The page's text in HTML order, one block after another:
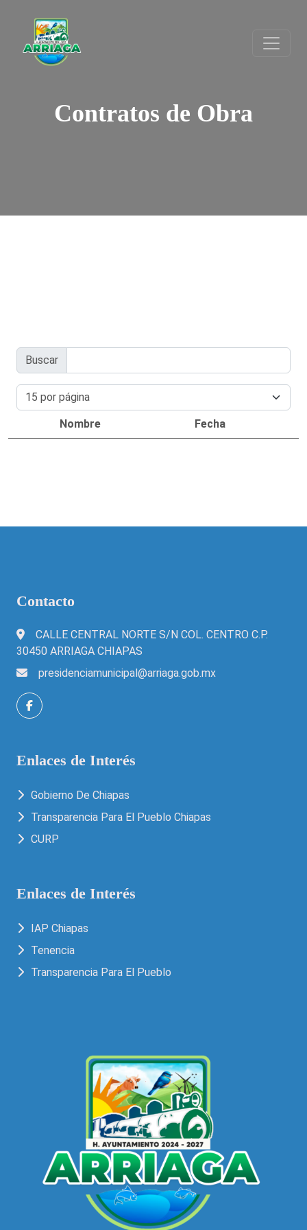
Contratos de Obra
Buscar
Nombre Fecha
Contacto
CALLE CENTRAL NORTE S/N COL. CENTRO C.P.
30450 ARRIAGA CHIAPAS
presidenciamunicipal@arriaga.gob.mx
Enlaces de Interés
Gobierno De Chiapas
Transparencia Para El Pueblo Chiapas
CURP
Enlaces de Interés
IAP Chiapas
Tenencia
Transparencia Para El Pueblo